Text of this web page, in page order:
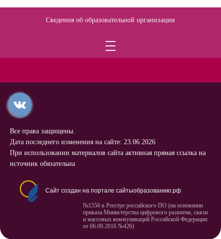
Сведения об образовательной организации
Все права защищены.
Дата последнего изменения на сайте: 23.06.2026
При использовании материалов сайта активная прямая ссылка на
источник обязательна
Сайт создан на портале сайтыобразованию.рф
№1556 в Реестре российского ПО (на основании
приказа Министерства цифрового развития, связи
и массовых коммуникаций Российской Федерации
от 06.09.2016 №426)